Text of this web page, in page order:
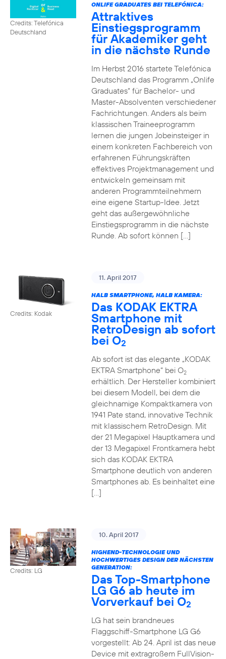
Credits: Telefónica
Deutschland
ONLIFE GRADUATES BEI TELEFÓNICA:
Attraktives
Einstiegsprogramm
für Akademiker geht
in die nächste Runde
Im Herbst 2016 startete Telefónica
Deutschland das Programm „Onlife
Graduates“ für Bachelor- und
Master-Absolventen verschiedener
Fachrichtungen. Anders als beim
klassischen Traineeprogramm
lernen die jungen Jobeinsteiger in
einem konkreten Fachbereich von
erfahrenen Führungskräften
effektives Projektmanagement und
entwickeln gemeinsam mit
anderen Programmteilnehmern
eine eigene Startup-Idee. Jetzt
geht das außergewöhnliche
Einstiegsprogramm in die nächste
Runde. Ab sofort können […]
Credits: Kodak
11. April 2017
HALB SMARTPHONE, HALB KAMERA:
Das KODAK EKTRA
Smartphone mit
RetroDesign ab sofort
bei O2
Ab sofort ist das elegante „KODAK
EKTRA Smartphone“ bei O2
erhältlich. Der Hersteller kombiniert
bei diesem Modell, bei dem die
gleichnamige Kompaktkamera von
1941 Pate stand, innovative Technik
mit klassischem RetroDesign. Mit
der 21 Megapixel Hauptkamera und
der 13 Megapixel Frontkamera hebt
sich das KODAK EKTRA
Smartphone deutlich von anderen
Smartphones ab. Es beinhaltet eine
[…]
Credits: LG
10. April 2017
HIGHEND-TECHNOLOGIE UND
HOCHWERTIGES DESIGN DER NÄCHSTEN
GENERATION:
Das Top-Smartphone
LG G6 ab heute im
Vorverkauf bei O2
LG hat sein brandneues
Flaggschiff-Smartphone LG G6
vorgestellt: Ab 24. April ist das neue
Device mit extragroßem FullVision-